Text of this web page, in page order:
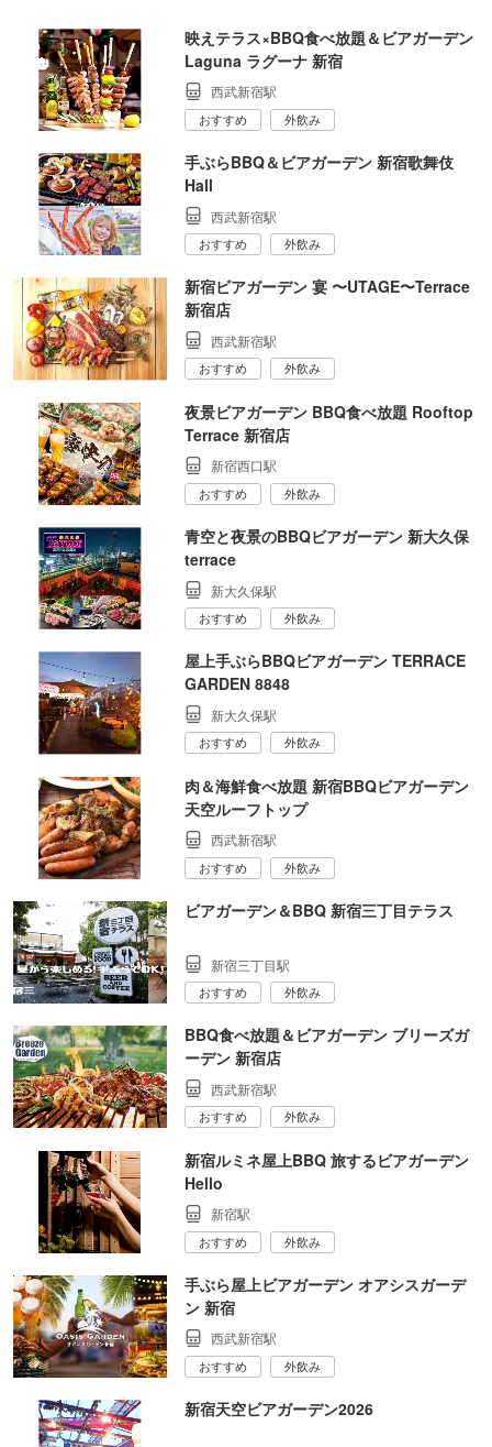
映えテラス×BBQ食べ放題＆ビアガーデン
Laguna ラグーナ 新宿
西武新宿駅
おすすめ 外飲み
手ぶらBBQ＆ビアガーデン 新宿歌舞伎
Hall
西武新宿駅
おすすめ 外飲み
新宿ビアガーデン 宴 〜UTAGE〜Terrace
新宿店
西武新宿駅
おすすめ 外飲み
夜景ビアガーデン BBQ食べ放題 Rooftop
Terrace 新宿店
新宿西口駅
おすすめ 外飲み
青空と夜景のBBQビアガーデン 新大久保
terrace
新大久保駅
おすすめ 外飲み
屋上手ぶらBBQビアガーデン TERRACE
GARDEN 8848
新大久保駅
おすすめ 外飲み
肉＆海鮮食べ放題 新宿BBQビアガーデン
天空ルーフトップ
西武新宿駅
おすすめ 外飲み
ビアガーデン＆BBQ 新宿三丁目テラス
新宿三丁目駅
おすすめ 外飲み
BBQ食べ放題＆ビアガーデン ブリーズガ
ーデン 新宿店
西武新宿駅
おすすめ 外飲み
新宿ルミネ屋上BBQ 旅するビアガーデン
Hello
新宿駅
おすすめ 外飲み
手ぶら屋上ビアガーデン オアシスガーデ
ン 新宿
西武新宿駅
おすすめ 外飲み
新宿天空ビアガーデン2026